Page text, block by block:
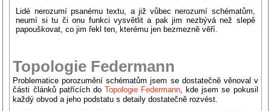
Lidé nerozumí psanému textu, a již vůbec nerozumí schématům,
neumí si tu či onu funkci vysvětlit a pak jim nezbývá než slepě
papouškovat, co jim řekl ten, kterému jen bezmezně věří.
Topologie Federmann
Problematice porozumění schématům jsem se dostatečně věnoval v
části článků patřících do Topologie Federmann , kde jsem se pokusil
každý obvod a jeho podstatu s detaily dostatečně rozvést.